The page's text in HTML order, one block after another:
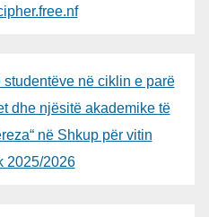
studentëve në ciklin e parë
dhe njësitë akademike të
në Shkup për vitin
2025/2026